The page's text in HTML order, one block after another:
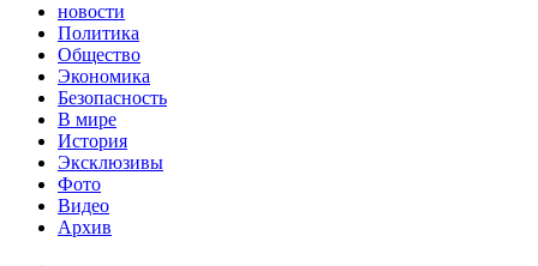
новости
Политика
Общество
Экономика
Безопасность
В мире
История
Эксклюзивы
Фото
Видео
Архив